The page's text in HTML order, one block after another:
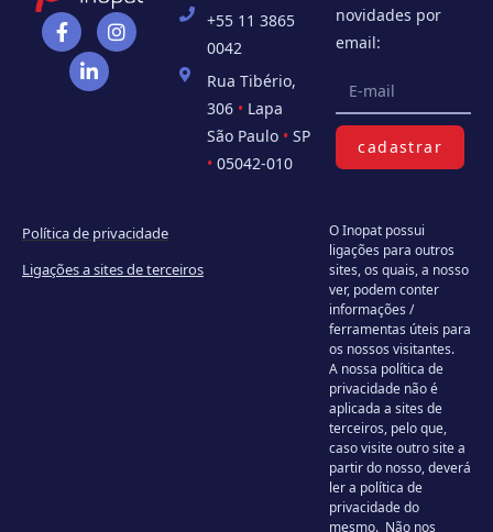
+55 11 3865
0042
Rua Tibério,
306 • Lapa
São Paulo •SP
• 05042-010
novidades por
email:
cadastrar
Política de privacidade
Ligações a sites de terceiros
O Inopat possui
ligações para outros
sites, os quais, a nosso
ver, podem conter
informações /
ferramentas úteis para
os nossos visitantes.
A nossa política de
privacidade não é
aplicada a sites de
terceiros, pelo que,
caso visite outro site a
partir do nosso, deverá
ler a política de
privacidade do
mesmo. Não nos